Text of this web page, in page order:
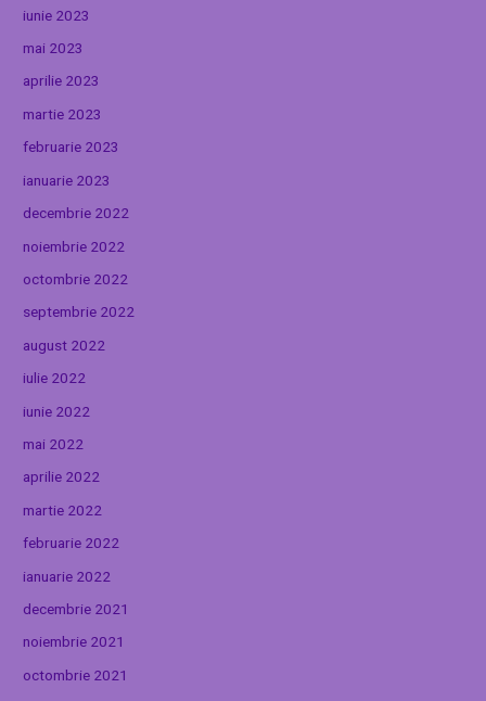
iunie 2023
mai 2023
aprilie 2023
martie 2023
februarie 2023
ianuarie 2023
decembrie 2022
noiembrie 2022
octombrie 2022
septembrie 2022
august 2022
iulie 2022
iunie 2022
mai 2022
aprilie 2022
martie 2022
februarie 2022
ianuarie 2022
decembrie 2021
noiembrie 2021
octombrie 2021